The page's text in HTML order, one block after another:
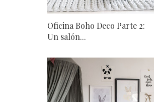
Oficina Boho Deco Parte 2:
Un salón...